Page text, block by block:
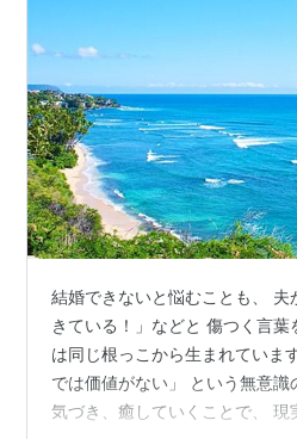
結婚できないと悩むことも、
きている！」などと 傷つく言
は同じ根っこから生まれていま
では価値がない」 という無意識
気づき、癒していくことで、 現